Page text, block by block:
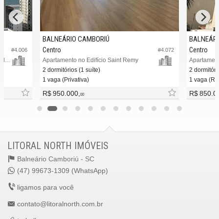
#4.006
Apartamento no Edifício San Carlo Residence
#4.072
BALNEÁRIO CAMBORIÚ
Centro
Apartamento no Edifício Saint Remy
2 dormitórios (1 suíte)
1 vaga (Privativa)
R$ 950.000, 00
Centro
2
1 vaga
R$
LITORAL NORTH IMÓVEIS
Balneário Camboriú - SC
(47) 99673-1309 (WhatsApp)
ligamos para você
contato@litoralnorth.com.br